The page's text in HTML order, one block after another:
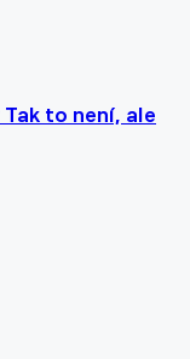
to není, ale